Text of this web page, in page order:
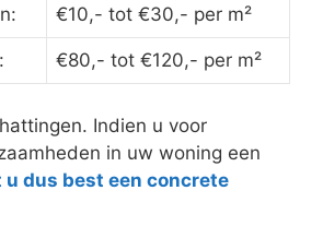
€10,- tot €30,- per m²
€80,- tot €120,- per m²
Indien u voor
in uw woning een
u dus best een concrete